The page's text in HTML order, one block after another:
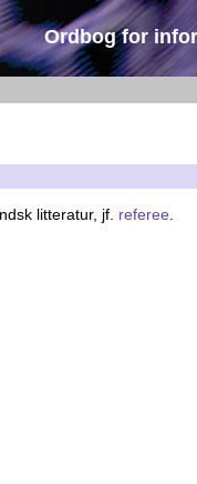
Ordbog for
litteratur, jf. referee